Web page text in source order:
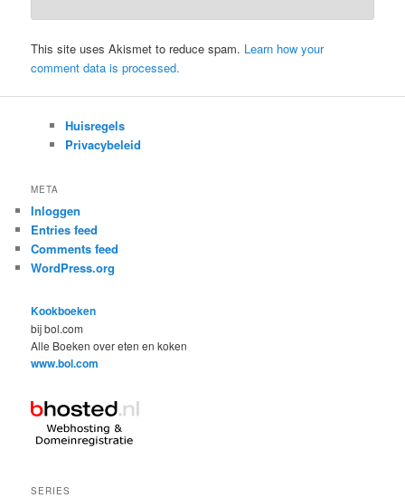
This site uses Akismet to reduce spam. Learn how your
comment data is processed.
Huisregels
Privacybeleid
META
Inloggen
Entries feed
Comments feed
WordPress.org
Kookboeken
bij bol.com
Alle Boeken over eten en koken
www.bol.com
SERIES